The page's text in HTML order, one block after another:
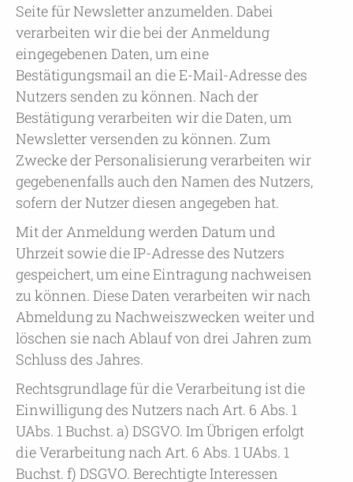
Seite für Newsletter anzumelden. Dabei
verarbeiten wir die bei der Anmeldung
eingegebenen Daten, um eine
Bestätigungsmail an die E-Mail-Adresse des
Nutzers senden zu können. Nach der
Bestätigung verarbeiten wir die Daten, um
Newsletter versenden zu können. Zum
Zwecke der Personalisierung verarbeiten wir
gegebenenfalls auch den Namen des Nutzers,
sofern der Nutzer diesen angegeben hat.
Mit der Anmeldung werden Datum und
Uhrzeit sowie die IP-Adresse des Nutzers
gespeichert, um eine Eintragung nachweisen
zu können. Diese Daten verarbeiten wir nach
Abmeldung zu Nachweiszwecken weiter und
löschen sie nach Ablauf von drei Jahren zum
Schluss des Jahres.
Rechtsgrundlage für die Verarbeitung ist die
Einwilligung des Nutzers nach Art. 6 Abs. 1
UAbs. 1 Buchst. a) DSGVO. Im Übrigen erfolgt
die Verarbeitung nach Art. 6 Abs. 1 UAbs. 1
Buchst. f) DSGVO. Berechtigte Interessen